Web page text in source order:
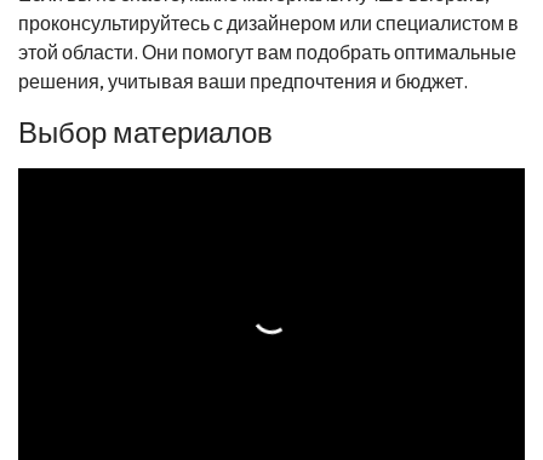
проконсультируйтесь с дизайнером или специалистом в
этой области. Они помогут вам подобрать оптимальные
решения, учитывая ваши предпочтения и бюджет.
Выбор материалов